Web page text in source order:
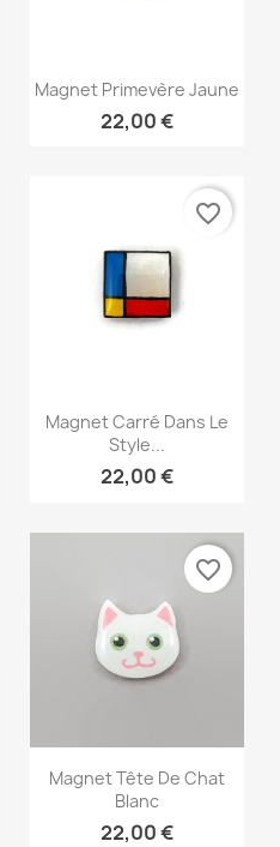
Aperçu rapide
Magnet Primevère Jaune
22,00 €
Aperçu rapide
Magnet Carré Dans Le
Style...
22,00 €
favorite_border
Aperçu rapide
Magnet Tête De Chat
Blanc
22,00 €
favorite_border